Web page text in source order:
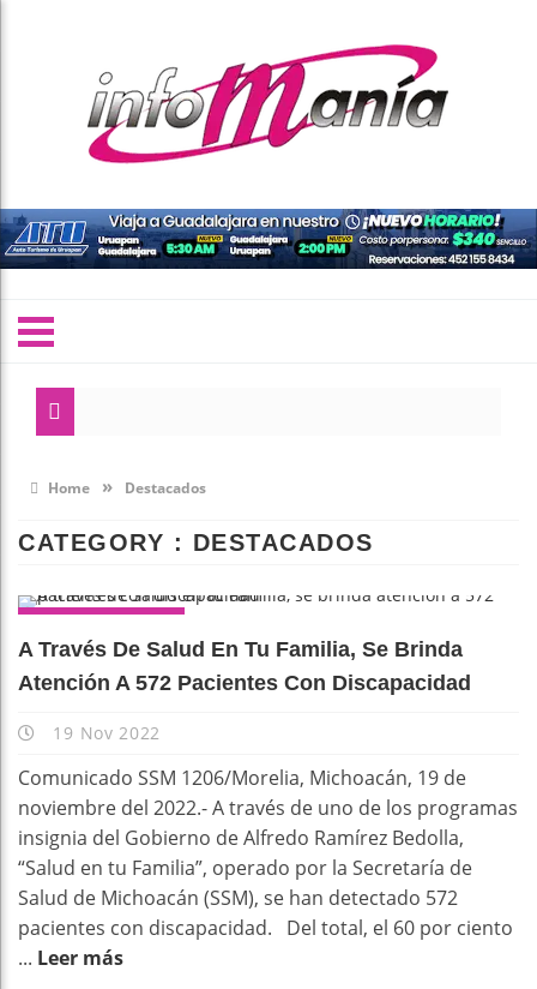
Home » Destacados
CATEGORY : DESTACADOS
A Través De Salud En Tu Familia, Se Brinda
Atención A 572 Pacientes Con Discapacidad
19 Nov 2022
Comunicado SSM 1206/Morelia, Michoacán, 19 de
noviembre del 2022.- A través de uno de los programas
insignia del Gobierno de Alfredo Ramírez Bedolla,
“Salud en tu Familia”, operado por la Secretaría de
Salud de Michoacán (SSM), se han detectado 572
pacientes con discapacidad. Del total, el 60 por ciento
... Leer más